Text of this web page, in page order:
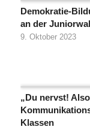
Demokratie-
an der
9. Oktober 2023
„Du nervst!
Klassen